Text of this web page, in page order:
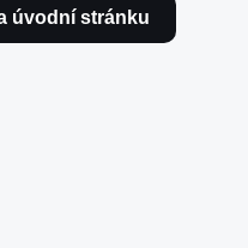
úvodní stránku